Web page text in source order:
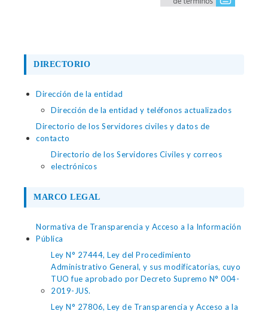
DIRECTORIO
Dirección de la entidad
Dirección de la entidad y teléfonos actualizados
Directorio de los Servidores civiles y datos de
contacto
Directorio de los Servidores Civiles y correos
electrónicos
MARCO LEGAL
Normativa de Transparencia y Acceso a la Información
Pública
Ley N° 27444, Ley del Procedimiento
Administrativo General, y sus modificatorias, cuyo
TUO fue aprobado por Decreto Supremo N° 004-
2019-JUS.
Ley N° 27806, Ley de Transparencia y Acceso a la